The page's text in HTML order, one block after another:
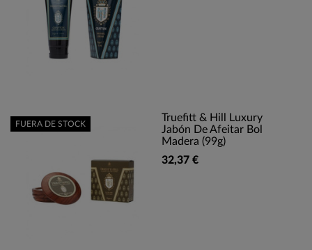
Truefitt & Hill Luxury
Jabón De Afeitar Bol
Madera (99g)
32,37 €
FUERA DE STOCK